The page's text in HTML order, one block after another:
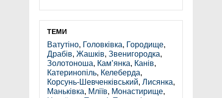
ТЕМИ
Ватутіно, Головківка, Городище,
Драбів, Жашків, Звенигородка,
Золотоноша, Кам’янка, Канів,
Катеринопіль, Келеберда,
Корсунь-Шевченківський, Лисянка,
Маньківка, Мліїв, Монастирище,